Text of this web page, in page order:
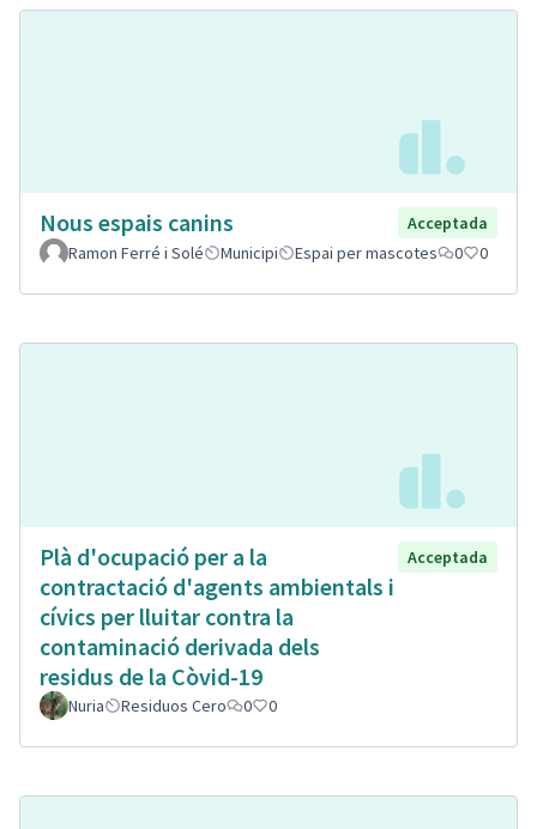
Nous espais canins
Acceptada
Ramon Ferré i Solé
Municipi Espai per mascotes 0 0
Plà d'ocupació per a la
contractació d'agents ambientals i
cívics per lluitar contra la
contaminació derivada dels
residus de la Còvid-19
Acceptada
Nuria Residuos Cero 0 0